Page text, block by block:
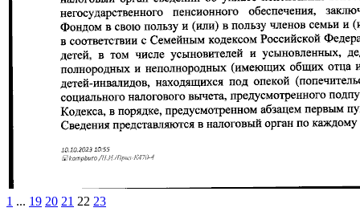
1 ... 19 20 21 22 23